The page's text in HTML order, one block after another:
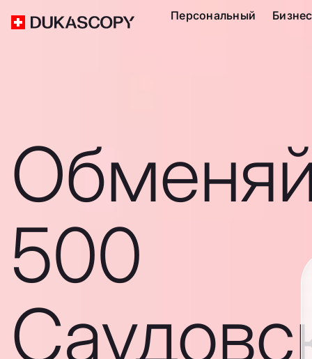
Персональный Бизнес
500